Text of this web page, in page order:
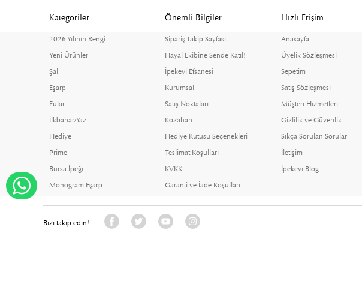
Kategoriler
2026 Yılının Rengi
Yeni Ürünler
Şal
Eşarp
Fular
İlkbahar/Yaz
Hediye
Prime
Bursa İpeği
Monogram Eşarp
Önemli Bilgiler
Sipariş Takip Sayfası
Hayal Ekibine Sende Katıl!
İpekevi Efsanesi
Kurumsal
Satış Noktaları
Kozahan
Hediye Kutusu Seçenekleri
Teslimat Koşulları
KVKK
Garanti ve İade Koşulları
Hızlı Erişim
Anasayfa
Üyelik Sözleşmesi
Sepetim
Satış Sözleşmesi
Müşteri Hizmetleri
Gizlilik ve Güvenlik
Sıkça Sorulan Sorular
İletişim
İpekevi Blog
Bizi takip edin!
WHATSAPP DESTEK